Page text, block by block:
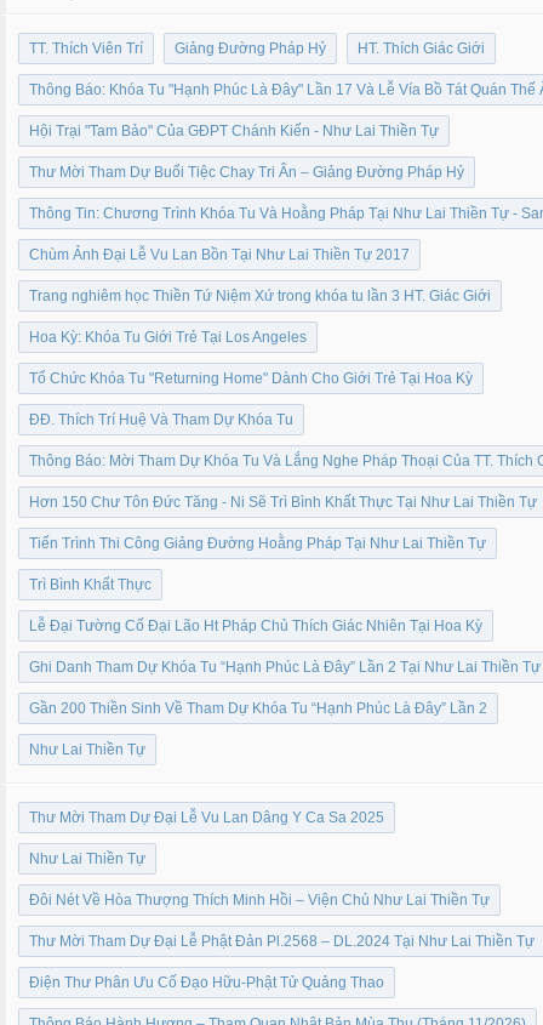
TT. Thích Viên Trí Giảng Đường Pháp Hỷ HT. Thích Giác Giới
Thông Báo: Khóa Tu "Hạnh Phúc Là Đây" Lần 17 Và Lễ Vía Bồ Tát Quán Thế
Hội Trại "Tam Bảo" Của GĐPT Chánh Kiến - Như Lai Thiền Tự
Thư Mời Tham Dự Buổi Tiệc Chay Tri Ân – Giảng Đường Pháp Hỷ
Thông Tin: Chương Trình Khóa Tu Và Hoằng Pháp Tại Như Lai Thiền Tự -
Chùm Ảnh Đại Lễ Vu Lan Bồn Tại Như Lai Thiền Tự 2017
Trang nghiêm học Thiền Tứ Niệm Xứ trong khóa tu lần 3 HT. Giác Giới
Hoa Kỳ: Khóa Tu Giới Trẻ Tại Los Angeles
Tổ Chức Khóa Tu "Returning Home" Dành Cho Giới Trẻ Tại Hoa Kỳ
ĐĐ. Thích Trí Huệ Và Tham Dự Khóa Tu
Thông Báo: Mời Tham Dự Khóa Tu Và Lắng Nghe Pháp Thoại Của TT. Thích
Hơn 150 Chư Tôn Đức Tăng - Ni Sẽ Trì Bình Khất Thực Tại Như Lai Thiền Tự
Tiến Trình Thi Công Giảng Đường Hoằng Pháp Tại Như Lai Thiền Tự
Trì Bình Khất Thực
Lễ Đại Tường Cố Đại Lão Ht Pháp Chủ Thích Giác Nhiên Tại Hoa Kỳ
Ghi Danh Tham Dự Khóa Tu “Hạnh Phúc Là Đây” Lần 2 Tại Như Lai Thiền
Gần 200 Thiền Sinh Về Tham Dự Khóa Tu “Hạnh Phúc Là Đây” Lần 2
Như Lai Thiền Tự
Thư Mời Tham Dự Đại Lễ Vu Lan Dâng Y Ca Sa 2025
Như Lai Thiền Tự
Đôi Nét Về Hòa Thượng Thích Minh Hồi – Viện Chủ Như Lai Thiền Tự
Thư Mời Tham Dự Đại Lễ Phật Đản Pl.2568 – DL.2024 Tại Như Lai Thiền Tự
Điện Thư Phân Ưu Cố Đạo Hữu-Phật Tử Quảng Thao